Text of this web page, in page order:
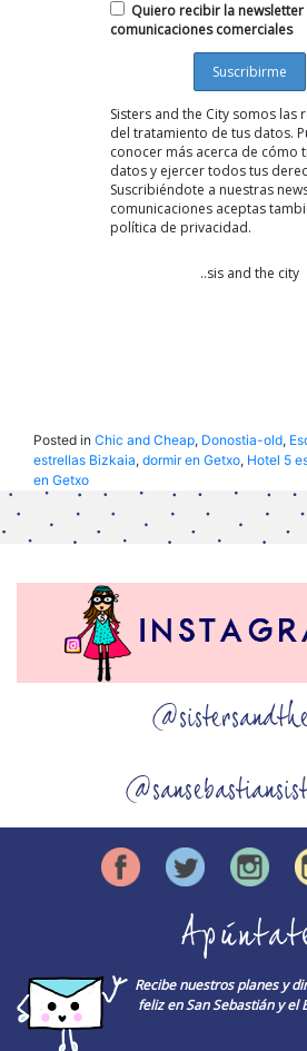
Quiero recibir la newsletter
comunicaciones comerciales
Sisters and the City somos las
del tratamiento de tus datos.
conocer más acerca de cómo
datos y ejercer todos tus
Suscribiéndote a nuestras
comunicaciones aceptas
política de privacidad.
..sis and the city
Posted in Chic and Cheap, Donostia-old,
estrellas Bizkaia, dormir en Getxo, Hotel 5
en Getxo
Recibe nuestros planes y
feliz en San Sebastián y el